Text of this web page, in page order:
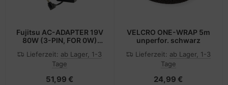
Fujitsu AC-ADAPTER 19V
80W (3-PIN, FOR 0W)
Lieferzeit: ab Lager, 1-3
Tage
51,99 €
VELCRO ONE-WRAP 5m
unperfor. schwarz
Lieferzeit: ab Lager, 1-3
Tage
24,99 €